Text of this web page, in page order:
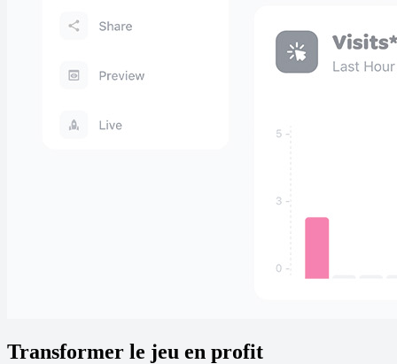
Transformer le jeu en profit